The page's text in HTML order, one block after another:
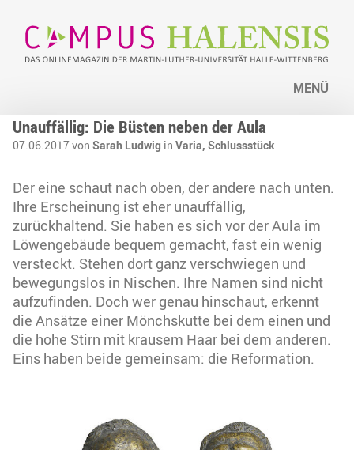
MENÜ
Unauffällig: Die Büsten neben der Aula
07.06.2017 von Sarah Ludwig in Varia, Schlussstück
Der eine schaut nach oben, der andere nach unten.
Ihre Erscheinung ist eher unauffällig,
zurückhaltend. Sie haben es sich vor der Aula im
Löwengebäude bequem gemacht, fast ein wenig
versteckt. Stehen dort ganz verschwiegen und
bewegungslos in Nischen. Ihre Namen sind nicht
aufzufinden. Doch wer genau hinschaut, erkennt
die Ansätze einer Mönchskutte bei dem einen und
die hohe Stirn mit krausem Haar bei dem anderen.
Eins haben beide gemeinsam: die Reformation.